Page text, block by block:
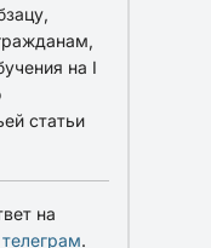
на I
статьи
на
телеграм.